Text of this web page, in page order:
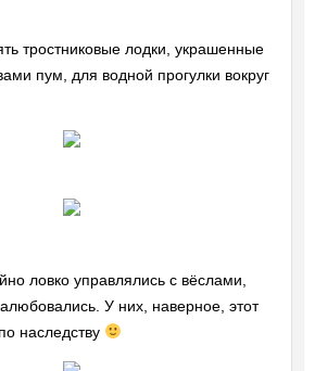
тростниковые лодки, украшенные
пум, для водной прогулки вокруг
ловко управлялись с вёслами,
У них, наверное, этот
наследству